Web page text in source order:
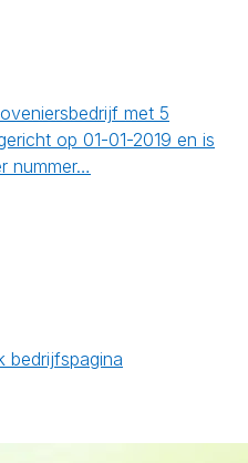
met 5
op 01-01-2019 en is
nummer…
bedrijfspagina